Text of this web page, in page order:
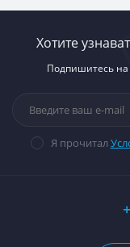
Хотите
Подпишитесь на
Я прочитал